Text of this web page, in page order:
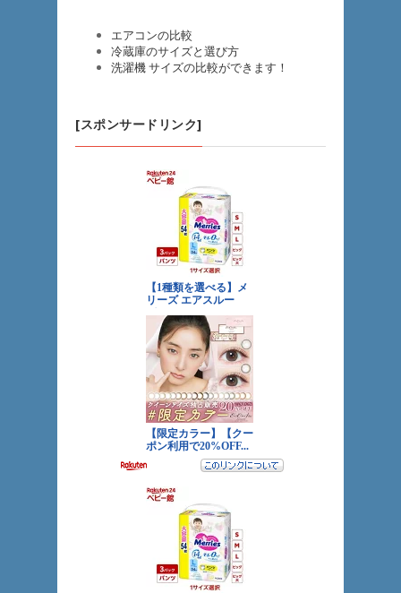
エアコンの比較
冷蔵庫のサイズと選び方
洗濯機 サイズの比較ができます！
[スポンサードリンク]